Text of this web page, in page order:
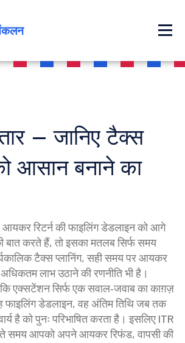
– जानिए टैक्स
आसान बनाने का
आयकर रिटर्न की फाइलिंग डेडलाइन को आगे
बात करते हैं, तो इसका मतलब सिर्फ समय
टैक्स प्लानिंग,सही समय पर आयकर
लाभ उठाने की रणनीतिभी है।
एक्सटेंशन सिर्फ एक सवाल‑जवाब का काग़ज़
फाइलिंग डेडलाइन,वह अंतिम तिथि जब तक
हैको पुनः परिभाषित करता है। इसलिए ITR
समय आपको अपनेआयकर रिफंड,वापसी की